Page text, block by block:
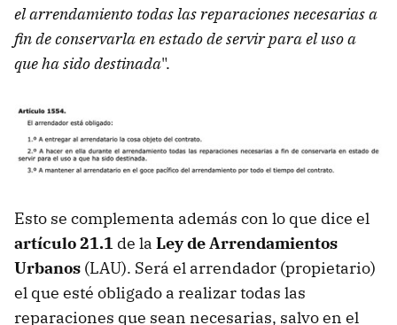
el arrendamiento todas las reparaciones necesarias a
fin de conservarla en estado de servir para el uso a
que ha sido destinada".
Esto se complementa además con lo que dice el
artículo 21.1 de la Ley de Arrendamientos
Urbanos (LAU). Será el arrendador (propietario)
el que esté obligado a realizar todas las
reparaciones que sean necesarias, salvo en el